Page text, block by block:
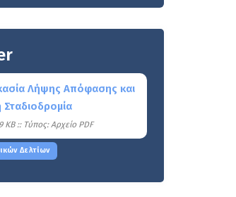
Λήψης Απόφασης και
Σταδιοδρομία
KB :: Τύπος: Αρχείο PDF
Δελτίων